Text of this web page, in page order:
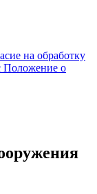
на обработку
Положение о